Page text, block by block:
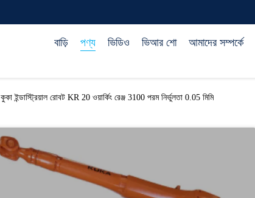
বাড়ি পণ্য ভিডিও ভিআর শো আমাদের সম্পর্কে
কুকা ইন্ডাস্ট্রিয়াল রোবট KR 20 ওয়ার্কিং রেঞ্জ 3100 পরম নির্ভুলতা 0.05 মিমি